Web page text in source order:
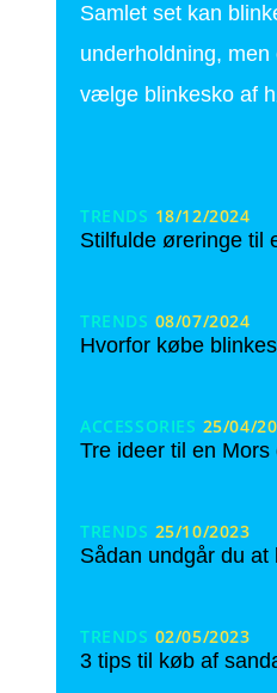
Samlet set kan
underholdning,
vælge blinkesko af
TRENDS 18/12/2024
Stilfulde øreringe til
TRENDS 08/07/2024
Hvorfor købe
ACCESSORIES 25/04/
Tre ideer til en Mors
TRENDS 25/10/2023
Sådan undgår du
TRENDS 02/05/2023
3 tips til køb af